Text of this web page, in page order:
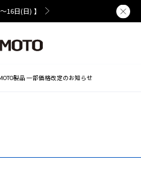
16日(日) 】 熊本県で
製品 一部価格改定のお知らせ